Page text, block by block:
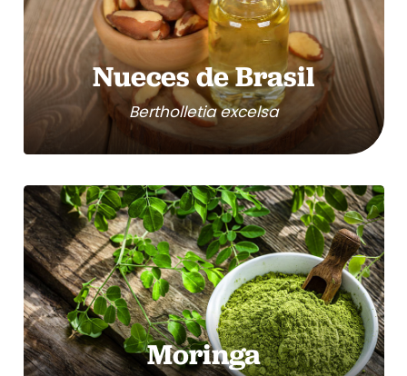
Nueces de Brasil
Bertholletia excelsa
Moringa